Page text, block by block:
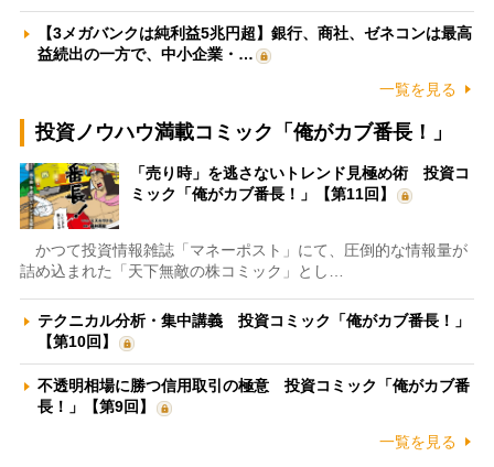
【3メガバンクは純利益5兆円超】銀行、商社、ゼネコンは最高
益続出の一方で、中小企業・…
一覧を見る
投資ノウハウ満載コミック「俺がカブ番長！」
「売り時」を逃さないトレンド見極め術 投資コ
ミック「俺がカブ番長！」【第11回】
かつて投資情報雑誌「マネーポスト」にて、圧倒的な情報量が
詰め込まれた「天下無敵の株コミック」とし…
テクニカル分析・集中講義 投資コミック「俺がカブ番長！」
【第10回】
不透明相場に勝つ信用取引の極意 投資コミック「俺がカブ番
長！」【第9回】
一覧を見る